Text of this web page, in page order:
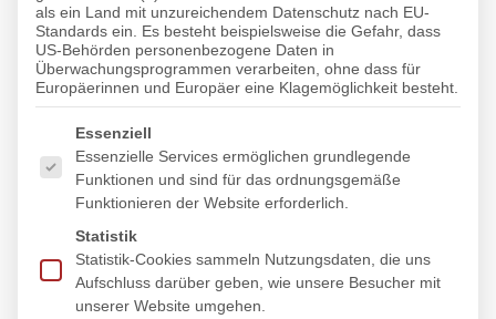
APP 3.0 IST DA MIT
BRANDNEUEN
FUNKTIONEN!
WOHOOO⭐️
DIE NEUE KUNDEN-APP 3.0 IST DA MIT
BRANDNEUEN FUNKTIONEN!
als ein Land mit unzureichendem Datenschutz nach EU-
Standards ein. Es besteht beispielsweise die Gefahr, dass
US-Behörden personenbezogene Daten in
Überwachungsprogrammen verarbeiten, ohne dass für
Europäerinnen und Europäer eine Klagemöglichkeit besteht.
Es folgt eine Liste der Service-Gruppen, für die eine
Essenziell
Essenzielle Services ermöglichen grundlegende
Funktionen und sind für das ordnungsgemäße
Funktionieren der Website erforderlich.
Statistik
Statistik-Cookies sammeln Nutzungsdaten, die uns
Aufschluss darüber geben, wie unsere Besucher mit
unserer Website umgehen.